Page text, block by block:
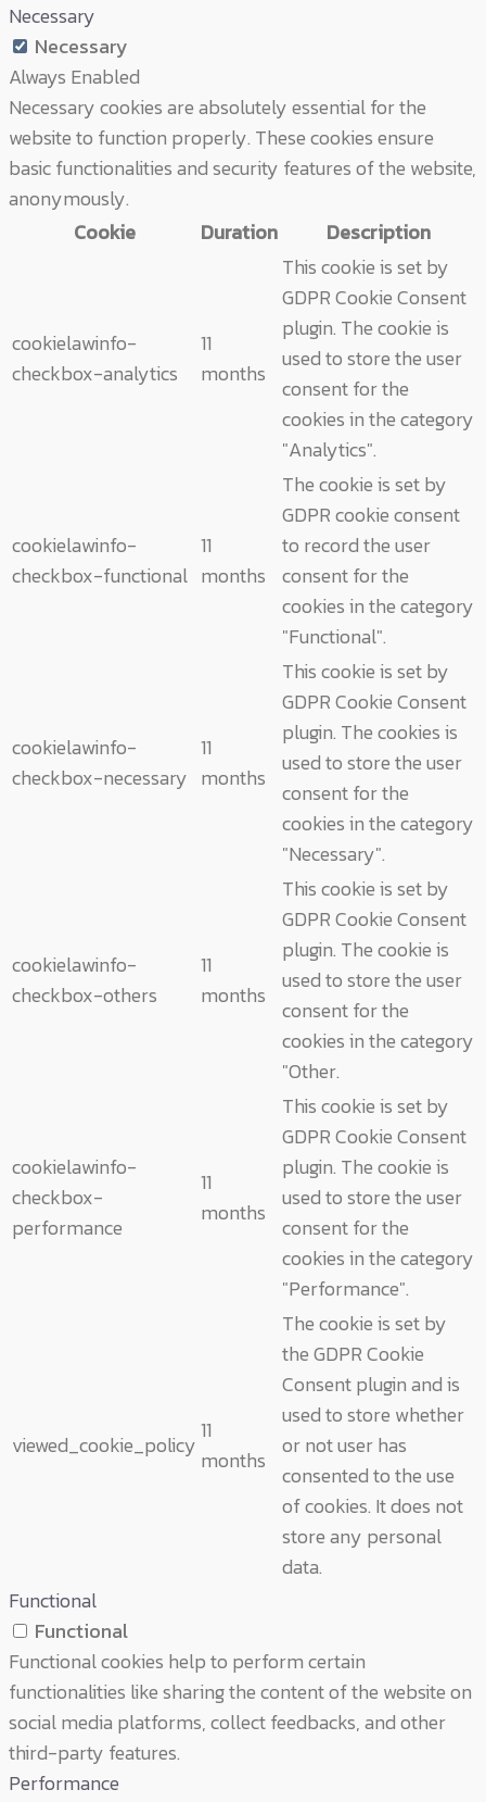
Necessary
Necessary
Always Enabled
Necessary cookies are absolutely essential for the
website to function properly. These cookies ensure
basic functionalities and security features of the website,
anonymously.
Cookie
Duration Description
cookielawinfo-
checkbox-analytics
11
months
This cookie is set by
GDPR Cookie Consent
plugin. The cookie is
used to store the user
consent for the
cookies in the category
"Analytics".
cookielawinfo-
checkbox-functional
11
months
The cookie is set by
GDPR cookie consent
to record the user
consent for the
cookies in the category
"Functional".
cookielawinfo-
checkbox-necessary
11
months
This cookie is set by
GDPR Cookie Consent
plugin. The cookies is
used to store the user
consent for the
cookies in the category
"Necessary".
cookielawinfo-
checkbox-others
11
months
This cookie is set by
GDPR Cookie Consent
plugin. The cookie is
used to store the user
consent for the
cookies in the category
"Other.
cookielawinfo-
checkbox-
performance
11
months
This cookie is set by
GDPR Cookie Consent
plugin. The cookie is
used to store the user
consent for the
cookies in the category
"Performance".
viewed_cookie_policy
11
months
The cookie is set by
the GDPR Cookie
Consent plugin and is
used to store whether
or not user has
consented to the use
of cookies. It does not
store any personal
data.
Functional
Functional
Functional cookies help to perform certain
functionalities like sharing the content of the website on
social media platforms, collect feedbacks, and other
third-party features.
Performance